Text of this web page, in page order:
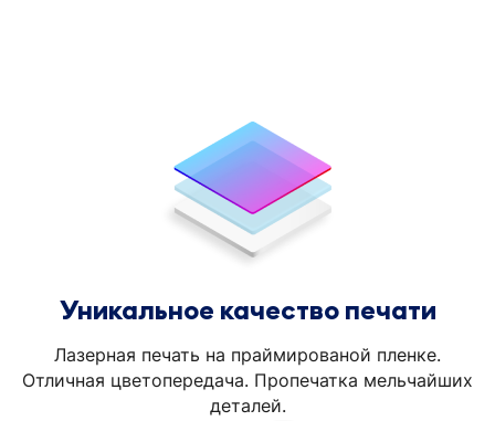
Уникальное качество печати
Лазерная печать на праймированой пленке.
Отличная цветопередача. Пропечатка мельчайших
деталей.